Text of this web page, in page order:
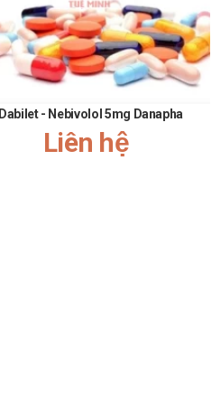
Dabilet - Nebivolol 5mg Danapha
Liên hệ